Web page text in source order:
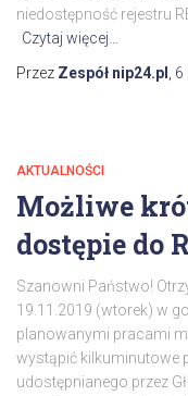
niedostępność rejestru
Czytaj więcej…
Przez Zespół nip24.pl 6
AKTUALNOŚCI
Możliwe
dostępie do
Szanowni Państwo!
19.11.2019 (wtorek) w
planowanymi pracami
wystąpić kilkuminutowe
udostępnianego przez